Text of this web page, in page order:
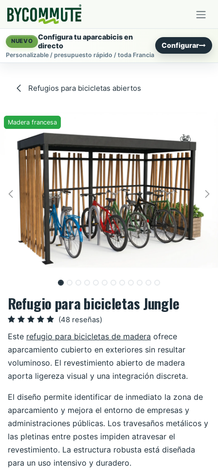
NUEVO
Configura tu aparcabicis en
directo
Personalizable / presupuesto rápido / toda Francia
Configurar
Refugios para bicicletas abiertos
Madera francesa
Madera francesa
Refugio para bicicletas Jungle
(48 reseñas)
Este refugio para bicicletas de madera ofrece
aparcamiento cubierto en exteriores sin resultar
voluminoso. El revestimiento abierto de madera
aporta ligereza visual y una integración discreta.
El diseño permite identificar de inmediato la zona de
aparcamiento y mejora el entorno de empresas y
administraciones públicas. Los travesaños metálicos y
las pletinas entre postes impiden atravesar el
revestimiento. La estructura robusta está diseñada
para un uso intensivo y duradero.